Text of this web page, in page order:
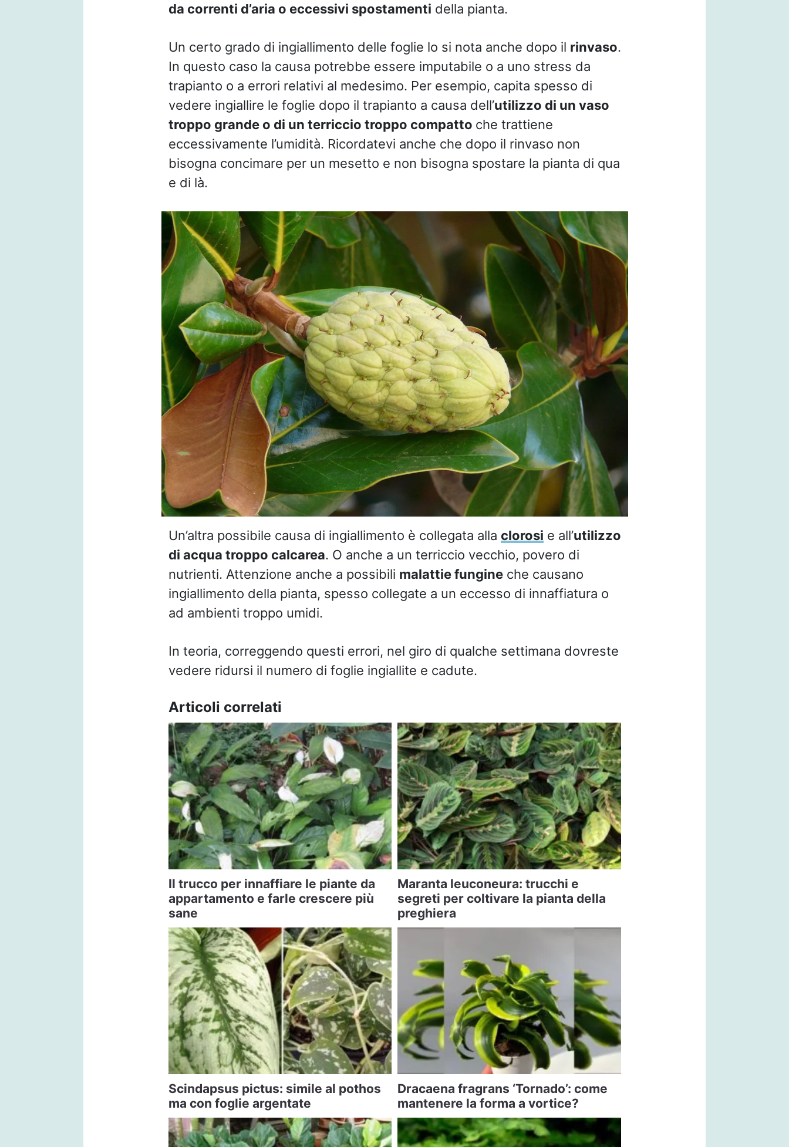
da correnti d’aria o eccessivi spostamenti della pianta.
Un certo grado di ingiallimento delle foglie lo si nota anche dopo il rinvaso.
In questo caso la causa potrebbe essere imputabile o a uno stress da
trapianto o a errori relativi al medesimo. Per esempio, capita spesso di
vedere ingiallire le foglie dopo il trapianto a causa dell’utilizzo di un vaso
troppo grande o di un terriccio troppo compatto che trattiene
eccessivamente l’umidità. Ricordatevi anche che dopo il rinvaso non
bisogna concimare per un mesetto e non bisogna spostare la pianta di qua
e di là.
Un’altra possibile causa di ingiallimento è collegata alla clorosi e all’utilizzo
di acqua troppo calcarea. O anche a un terriccio vecchio, povero di
nutrienti. Attenzione anche a possibili malattie fungineche causano
ingiallimento della pianta, spesso collegate a un eccesso di innaffiatura o
ad ambienti troppo umidi.
In teoria, correggendo questi errori, nel giro di qualche settimana dovreste
vedere ridursi il numero di foglie ingiallite e cadute.
Articoli correlati
Il trucco per innaffiare le piante da
appartamento e farle crescere più
sane
Maranta leuconeura: trucchi e
segreti per coltivare la pianta della
preghiera
Scindapsus pictus: simile al pothos
ma con foglie argentate
Dracaena fragrans ‘Tornado’: come
mantenere la forma a vortice?